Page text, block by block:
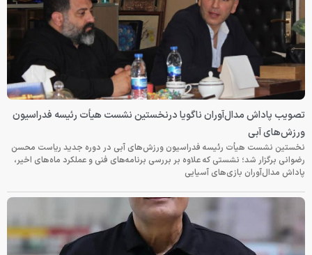
ناگویا درنخستین نشست هیأت رئیسه فدراسیون
فدراسیون ورزش‌های آبی در دوره جدید ریاست محسن
که علاوه بر بررسی برنامه‌های فنی و عملکرد ماه‌های اخیر،
آسیایی